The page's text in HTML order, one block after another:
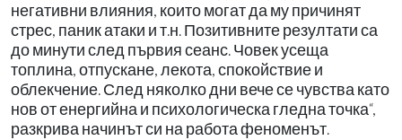
негативни влияния, които могат да му причинят
стрес, паник атаки и т.н. Позитивните резултати са
до минути след първия сеанс. Човек усеща
топлина, отпускане, лекота, спокойствие и
облекчение. След няколко дни вече се чувства като
нов от енергийна и психологическа гледна точка“,
разкрива начинът си на работа феноменът.